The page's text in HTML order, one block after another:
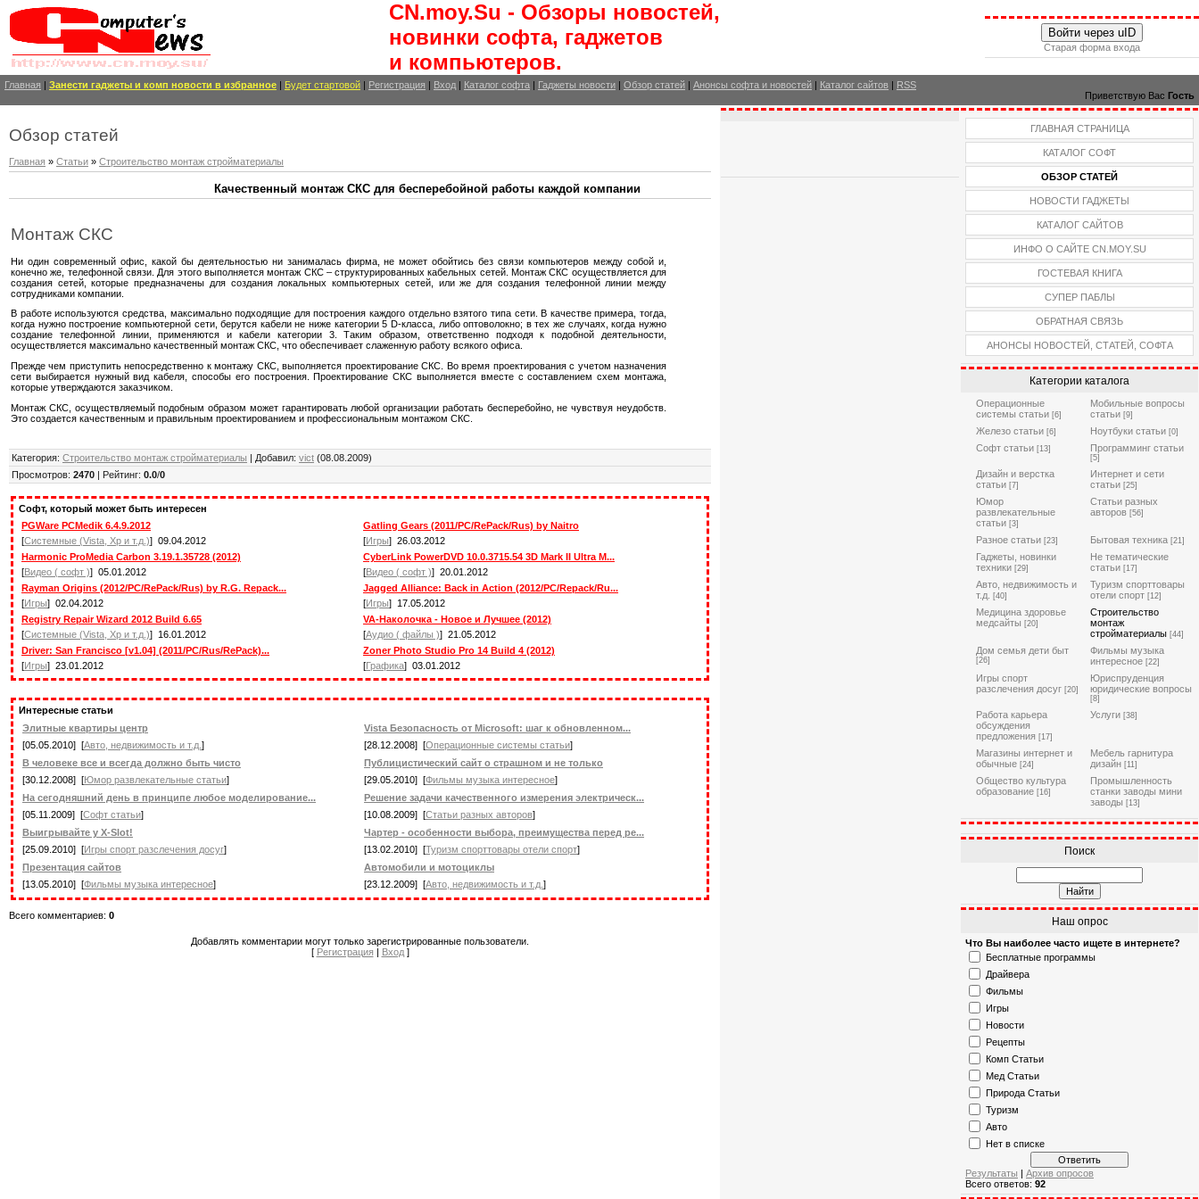
CN.moy.Su - Обзоры новостей,
новинки софта, гаджетов
и компьютеров.
Войти через uID
Старая форма входа
Главная | Занести гаджеты и комп новости в избранное | Будет стартовой | Регистрация | Вход | Каталог софта | Гаджеты новости | Обзор статей | Анонсы софта и новостей | Каталог сайтов | RSS
Приветствую Вас Гость
Обзор статей
Главная » Статьи » Строительство монтаж стройматериалы
Качественный монтаж СКС для бесперебойной работы каждой компании
Монтаж СКС
Ни один современный офис, какой бы деятельностью ни занималась фирма, не может обойтись без связи компьютеров между собой и,
конечно же, телефонной связи. Для этого выполняется монтаж СКС – структурированных кабельных сетей. Монтаж СКС осуществляется для
создания сетей, которые предназначены для создания локальных компьютерных сетей, или же для создания телефонной линии между
сотрудниками компании.
В работе используются средства, максимально подходящие для построения каждого отдельно взятого типа сети. В качестве примера, тогда,
когда нужно построение компьютерной сети, берутся кабели не ниже категории 5 D-класса, либо оптоволокно; в тех же случаях, когда нужно
создание телефонной линии, применяются и кабели категории 3. Таким образом, ответственно подходя к подобной деятельности,
осуществляется максимально качественный монтаж СКС, что обеспечивает слаженную работу всякого офиса.
Прежде чем приступить непосредственно к монтажу СКС, выполняется проектирование СКС. Во время проектирования с учетом назначения
сети выбирается нужный вид кабеля, способы его построения. Проектирование СКС выполняется вместе с составлением схем монтажа,
которые утверждаются заказчиком.
Монтаж СКС, осуществляемый подобным образом может гарантировать любой организации работать бесперебойно, не чувствуя неудобств.
Это создается качественным и правильным проектированием и профессиональным монтажом СКС.
Категория: Строительство монтаж стройматериалы | Добавил: vict (08.08.2009)
Просмотров: 2470 | Рейтинг: 0.0/0
Софт, который может быть интересен
PGWare PCMedik 6.4.9.2012
[Системные (Vista, Xp и т.д.)] 09.04.2012
Gatling Gears (2011/PC/RePack/Rus) by Naitro
[Игры] 26.03.2012
Harmonic ProMedia Carbon 3.19.1.35728 (2012)
[Видео ( софт )] 05.01.2012
CyberLink PowerDVD 10.0.3715.54 3D Mark II Ultra M...
[Видео ( софт )] 20.01.2012
Rayman Origins (2012/PC/RePack/Rus) by R.G. Repack...
[Игры] 02.04.2012
Jagged Alliance: Back in Action (2012/PC/Repack/Ru...
[Игры] 17.05.2012
Registry Repair Wizard 2012 Build 6.65
[Системные (Vista, Xp и т.д.)] 16.01.2012
VA-Наколочка - Новое и Лучшее (2012)
[Аудио ( файлы )] 21.05.2012
Driver: San Francisco [v1.04] (2011/PC/Rus/RePack)...
[Игры] 23.01.2012
Zoner Photo Studio Pro 14 Build 4 (2012)
[Графика] 03.01.2012
Интересные статьи
Элитные квартиры центр
[05.05.2010] [Авто, недвижимость и т.д. ]
Vista Безопасность от Microsoft: шаг к обновленном...
[28.12.2008] [Операционные системы статьи]
В человеке все и всегда должно быть чисто
[30.12.2008] [Юмор развлекательные статьи]
Публицистический сайт о страшном и не только
[29.05.2010] [Фильмы музыка интересное]
На сегодняшний день в принципе любое моделирование...
[05.11.2009] [Софт статьи]
Решение задачи качественного измерения электрическ...
[10.08.2009] [Статьи разных авторов]
Выигрывайте у X-Slot!
[25.09.2010] [Игры спорт разслечения досуг]
Чартер - особенности выбора, преимущества перед ре...
[13.02.2010] [Туризм спорттовары отели спорт]
Презентация сайтов
[13.05.2010] [Фильмы музыка интересное]
Автомобили и мотоциклы
[23.12.2009] [Авто, недвижимость и т.д. ]
Всего комментариев: 0
Добавлять комментарии могут только зарегистрированные пользователи.
[ Регистрация | Вход]
ГЛАВНАЯ СТРАНИЦА
КАТАЛОГ СОФТ
ОБЗОР СТАТЕЙ
НОВОСТИ ГАДЖЕТЫ
КАТАЛОГ САЙТОВ
ИНФО О САЙТЕ CN.MOY.SU
ГОСТЕВАЯ КНИГА
СУПЕР ПАБЛЫ
ОБРАТНАЯ СВЯЗЬ
АНОНСЫ НОВОСТЕЙ, СТАТЕЙ, СОФТА
Категории каталога
Операционные
системы статьи [6]
Мобильные вопросы
статьи [9]
Железо статьи [6] Ноутбуки статьи [0]
Софт статьи [13] Программинг статьи
[5]
Дизайн и верстка
статьи [7]
Интернет и сети
статьи [25]
Юмор
развлекательные
статьи [3]
Статьи разных
авторов [56]
Разное статьи [23] Бытовая техника [21]
Гаджеты, новинки
техники [29]
Не тематические
статьи [17]
Авто, недвижимость и
т.д.
[40]
Туризм спорттовары
отели спорт [12]
Медицина здоровье
медсайты [20]
Строительство
монтаж
стройматериалы [44]
Дом семья дети быт
[26]
Фильмы музыка
интересное [22]
Игры спорт
разслечения досуг [20]
Юриспруденция
юридические вопросы
[8]
Работа карьера
обсуждения
предложения [17]
Услуги [38]
Магазины интернет и
обычные [24]
Мебель гарнитура
дизайн [11]
Общество культура
образование [16]
Промышленность
станки заводы мини
заводы [13]
Поиск
Наш опрос
Что Вы наиболее часто ищете в интернете?
Бесплатные программы
Драйвера
Фильмы
Игры
Новости
Рецепты
Комп Статьи
Мед Статьи
Природа Статьи
Туризм
Авто
Нет в списке
Результаты | Архив опросов
Всего ответов: 92